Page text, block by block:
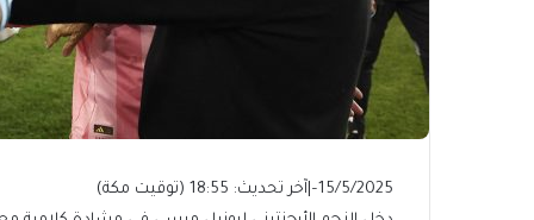
15/5/2025
– آخر تحديث: 18:55 (توقيت مكة)